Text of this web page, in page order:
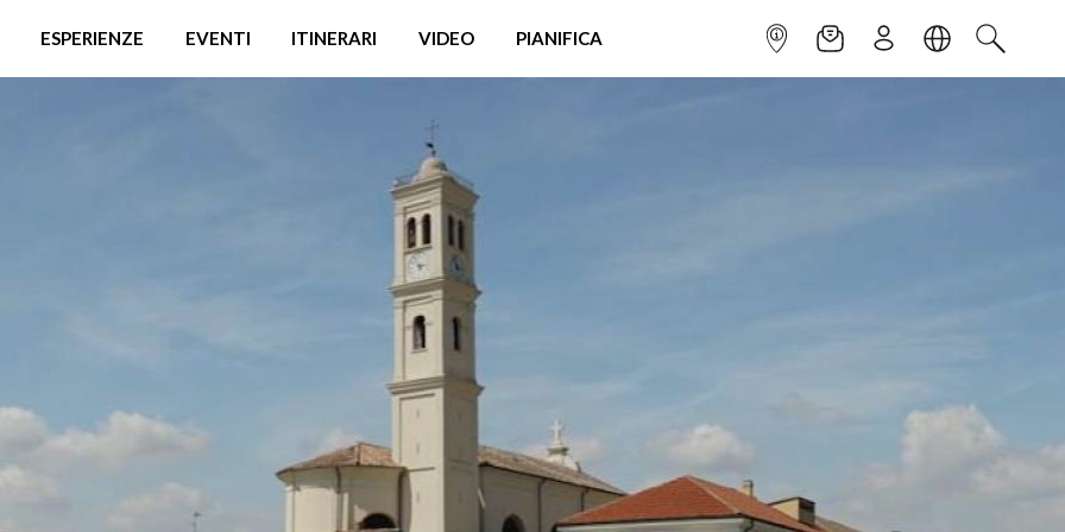
ESPERIENZE EVENTI ITINERARI VIDEO PIANIFICA INFOPOINTNEWSLETTER
ISCRIVITILINGUACERCA